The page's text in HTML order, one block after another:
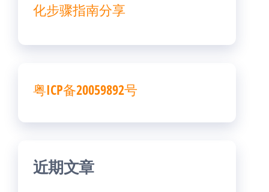
化步骤指南分享
粤ICP备20059892号
近期文章